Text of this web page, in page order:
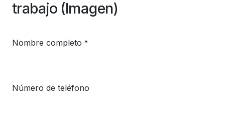
trabajo (Imagen)
Nombre completo *
Número de teléfono